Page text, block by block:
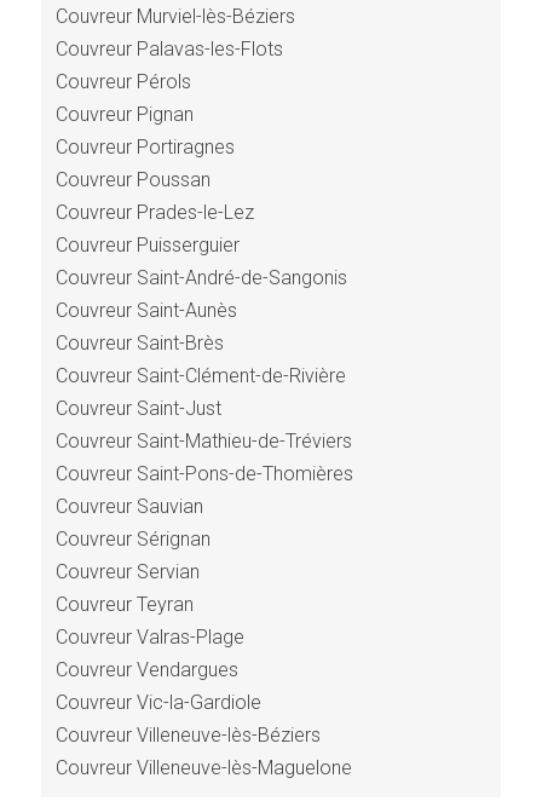
Couvreur Murviel-lès-Béziers
Couvreur Palavas-les-Flots
Couvreur Pérols
Couvreur Pignan
Couvreur Portiragnes
Couvreur Poussan
Couvreur Prades-le-Lez
Couvreur Puisserguier
Couvreur Saint-André-de-Sangonis
Couvreur Saint-Aunès
Couvreur Saint-Brès
Couvreur Saint-Clément-de-Rivière
Couvreur Saint-Just
Couvreur Saint-Mathieu-de-Tréviers
Couvreur Saint-Pons-de-Thomières
Couvreur Sauvian
Couvreur Sérignan
Couvreur Servian
Couvreur Teyran
Couvreur Valras-Plage
Couvreur Vendargues
Couvreur Vic-la-Gardiole
Couvreur Villeneuve-lès-Béziers
Couvreur Villeneuve-lès-Maguelone